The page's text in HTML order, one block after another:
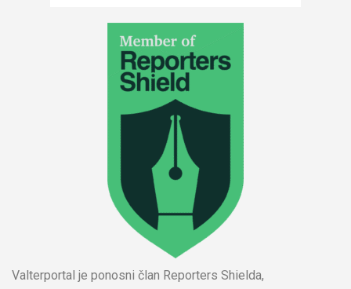
Valterportal je ponosni član Reporters Shielda,